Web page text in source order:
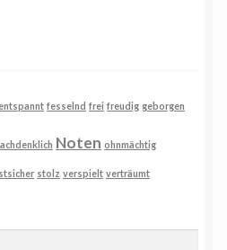
fesselnd frei freudig geborgen
Noten ohnmächtig
stolz verspielt verträumt